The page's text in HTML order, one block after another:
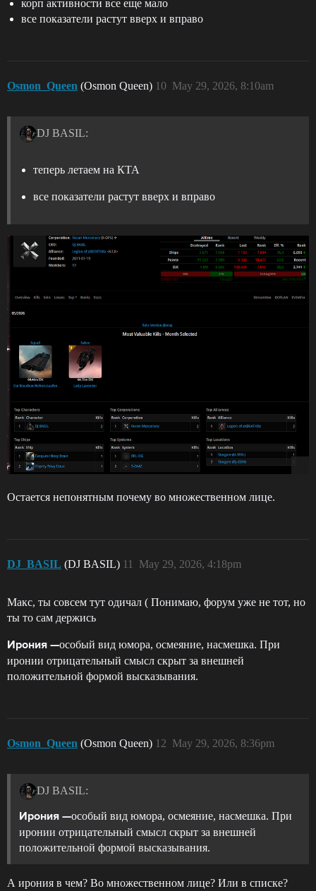
корп активности все еще мало
все показатели растут вверх и вправо
Osmon_Queen (Osmon Queen) May 29, 2026, 8:10am
10
DJ BASIL:
теперь летаем на КТА
все показатели растут вверх и вправо
Остается непонятным почему во множественном лице.
DJ_BASIL (DJ BASIL) May 29, 2026, 4:18pm
11
Макс, ты совсем тут одичал ( Понимаю, форум уже не тот, но
ты то сам держись
Ирония —особый вид юмора, осмеяние, насмешка. При
иронии отрицательный смысл скрыт за внешней
положительной формой высказывания.
Osmon_Queen (Osmon Queen) May 29, 2026, 8:36pm
12
DJ BASIL:
Ирония —особый вид юмора, осмеяние, насмешка. При
иронии отрицательный смысл скрыт за внешней
положительной формой высказывания.
А ирония в чем? Во множественном лице? Или в списке?